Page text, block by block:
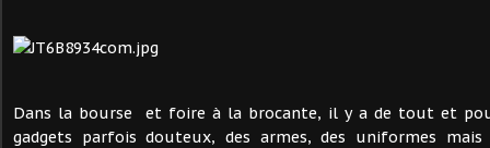
Dans la bourse et foire à la brocante, il y a de tout et
gadgets parfois douteux, des armes, des uniformes